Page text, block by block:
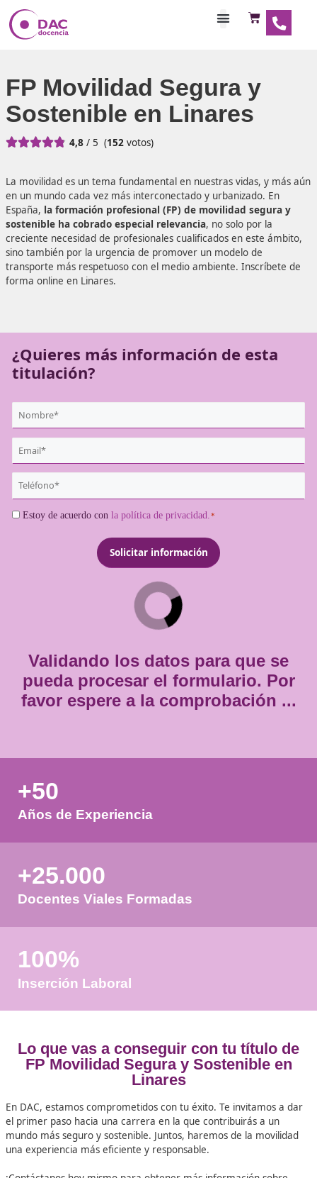
FP Movilidad Segura y
Sostenible en Linares
La movilidad es un tema fundamental en nuestras vidas,
en un mundo cada vez más interconectado y urbanizado.
España,la formación profesional (FP) de movilidad
sostenible ha cobrado especial relevancia, no solo por
creciente necesidad de profesionales cualificados en
forma online en Linares.
¿Quieres más información de
titulación?
{user:display_name}
*
Email
la política de privacidad.
Validando los datos para que
pueda procesar el formulario.
favor espere a la
+50
Años de Experiencia
Docentes Viales Formadas
100%
Inserción Laboral